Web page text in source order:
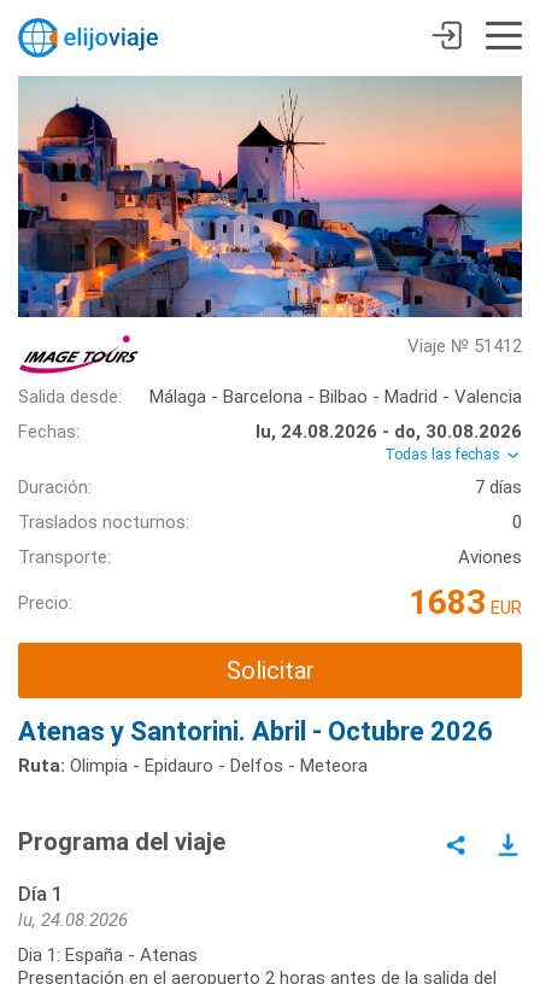
Viaje № 51412
Salida desde:
Málaga - Barcelona - Bilbao - Madrid - Valencia
Fechas:
lu, 24.08.2026 - do, 30.08.2026
Todas las fechas
Duración:
7 días
Traslados nocturnos:
0
Transporte:
Aviones
Precio: 1683 EUR
Solicitar
Atenas y Santorini. Abril - Octubre 2026
Ruta: Olimpia - Epidauro - Delfos - Meteora
Programa del viaje
Día 1
lu, 24.08.2026
Dia 1: España - Atenas
Presentación en el aeropuerto 2 horas antes de la salida del